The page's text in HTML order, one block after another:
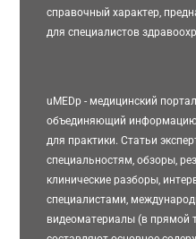
справочный характер,
для специалистов
uMEDp - медицинский
объединяющий
для практики. Статьи
специальностям, обзоры,
клинические разборы,
специалистами,
видеоматериалы (в прямой